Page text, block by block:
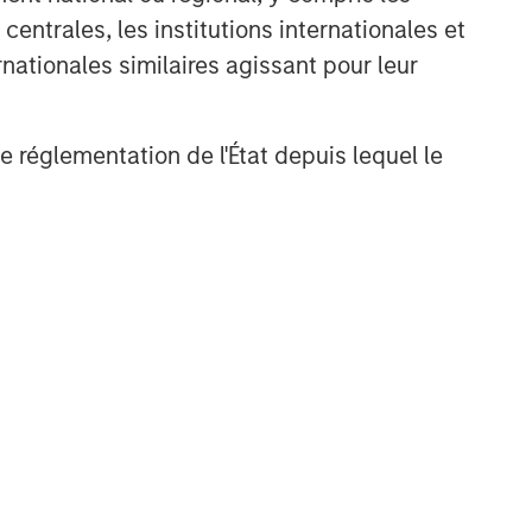
les institutions internationales et
similaires agissant pour leur
réglementation de l'État depuis lequel le